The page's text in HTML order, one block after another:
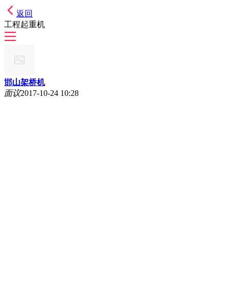
返回
工程起重机
邯山架桥机
面议2017-10-24 10:28